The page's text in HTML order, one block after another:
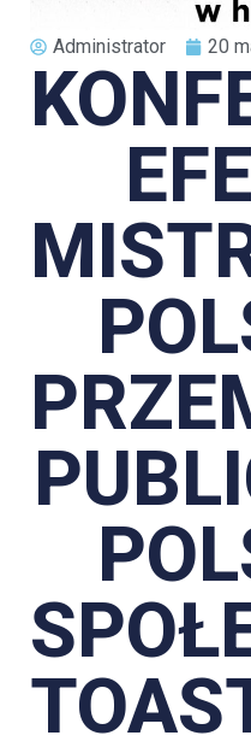
Administrator 20